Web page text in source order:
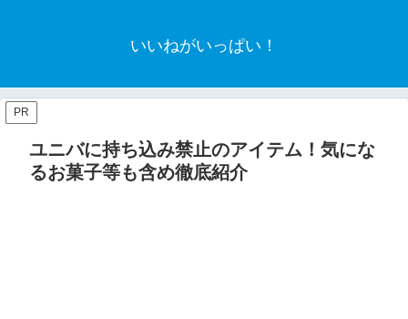
いいねがいっぱい！
PR
ユニバに持ち込み禁止のアイテム！気にな
るお菓子等も含め徹底紹介